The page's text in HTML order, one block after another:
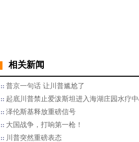
相关新闻
普京一句话 让川普尴尬了
起底川普禁止爱泼斯坦进入海湖庄园水疗
泽伦斯基释放重磅信号
大国战争，打响第一枪！
川普突然重磅表态